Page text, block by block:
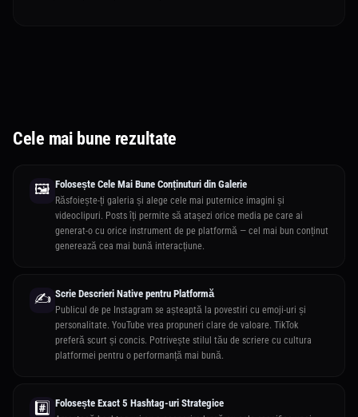
Cele mai bune rezultate
🖼️ Folosește Cele Mai Bune Conținuturi din Galerie
Răsfoiește-ți galeria și alege cele mai puternice imagini și
videoclipuri. Posts îți permite să atașezi orice media pe care ai
generat-o cu orice instrument de pe platformă — cel mai bun conținut
generează cea mai bună interacțiune.
✍️ Scrie Descrieri Native pentru Platformă
Publicul de pe Instagram se așteaptă la povestiri cu emoji-uri și
personalitate. YouTube vrea propuneri clare de valoare. TikTok
preferă scurt și concis. Potrivește stilul tău de scriere cu cultura
platformei pentru o performanță mai bună.
#️⃣ Folosește Exact 5 Hashtag-uri Strategice